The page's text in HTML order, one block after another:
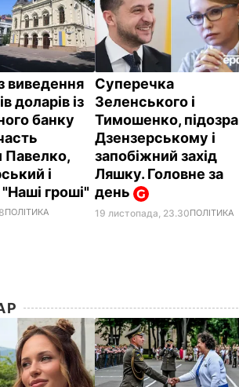
виведення
доларів із
банку
Павелко,
і
"Наші гроші"
ПОЛІТИКА
Суперечка
Зеленського і
Тимошенко, підозра
Дзензерському і
запобіжний захід
Ляшку. Головне за
день
19 листопада, 23.30ПОЛІТИКА